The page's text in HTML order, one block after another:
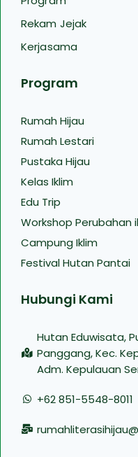
Rekam Jejak
Kerjasama
Program
Rumah Hijau
Rumah Lestari
Pustaka Hijau
Kelas Iklim
Edu Trip
Workshop Perubahan
Campung Iklim
Festival Hutan Pantai
Hubungi Kami
Hutan Eduwisata,
Panggang, Kec.
Adm. Kepulauan
+62 851-5548-8011